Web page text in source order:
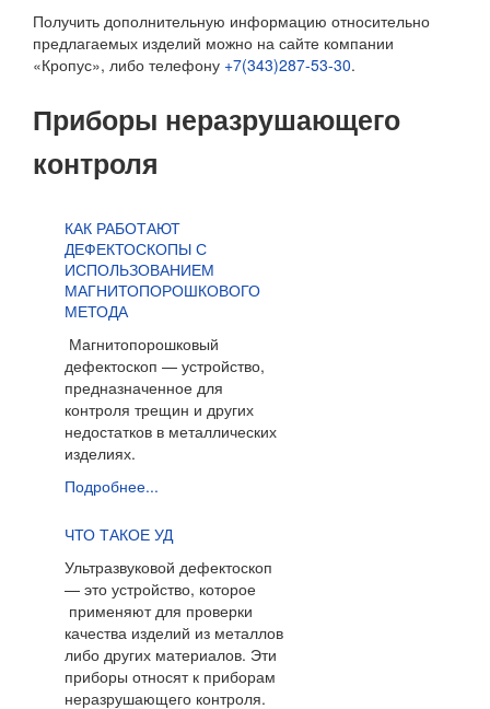
Получить дополнительную информацию относительно
предлагаемых изделий можно на сайте компании
«Кропус», либо телефону +7(343)287-53-30.
Приборы неразрушающего
контроля
КАК РАБОТАЮТ
ДЕФЕКТОСКОПЫ С
ИСПОЛЬЗОВАНИЕМ
МАГНИТОПОРОШКОВОГО
МЕТОДА
Магнитопорошковый
дефектоскоп — устройство,
предназначенное для
контроля трещин и других
недостатков в металлических
изделиях.
Подробнее...
ЧТО ТАКОЕ УД
Ультразвуковой дефектоскоп
— это устройство, которое
применяют для проверки
качества изделий из металлов
либо других материалов. Эти
приборы относят к приборам
неразрушающего контроля.